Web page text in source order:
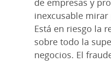
de empresas y
inexcusable
Está en riesgo la
sobre todo la
negocios. El